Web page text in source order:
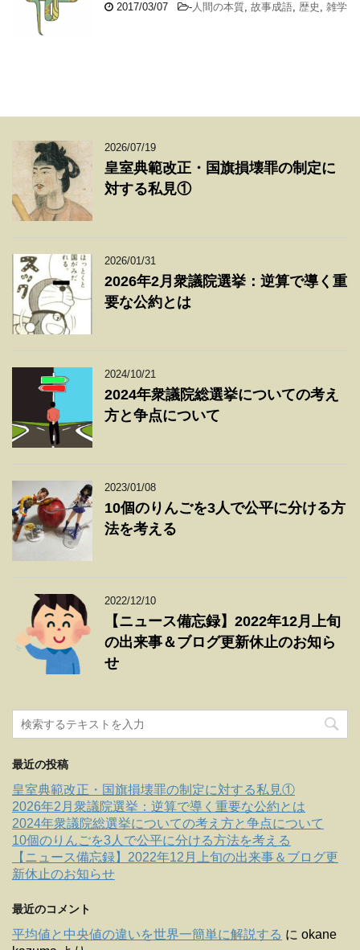
2017/03/07 -人間の本質, 故事成語, 歴史 , 雑学
2026/07/19
皇室典範改正・国旗損壊罪の制定に
対する私見①
2026/01/31
2026年2月衆議院選挙：逆算で導く重
要な公約とは
2024/10/21
2024年衆議院総選挙についての考え
方と争点について
2023/01/08
10個のりんごを3人で公平に分ける方
法を考える
2022/12/10
【ニュース備忘録】2022年12月上旬
の出来事＆ブログ更新休止のお知ら
せ
最近の投稿
皇室典範改正・国旗損壊罪の制定に対する私見①
2026年2月衆議院選挙：逆算で導く重要な公約とは
2024年衆議院総選挙についての考え方と争点について
10個のりんごを3人で公平に分ける方法を考える
【ニュース備忘録】2022年12月上旬の出来事＆ブログ更
新休止のお知らせ
最近のコメント
平均値と中央値の違いを世界一簡単に解説する に okane